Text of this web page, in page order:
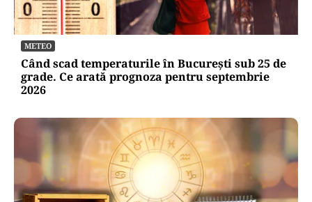
METEO
Când scad temperaturile în București sub 25 de
grade. Ce arată prognoza pentru septembrie
2026